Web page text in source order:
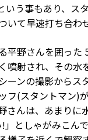
いう事もあり、ス
いて早速打ち合わ
平野さんを囲った
噴射され、その水
ーンの撮影からス
フ(スタントマン)
さんは、あまりに
!」としゃがみこん